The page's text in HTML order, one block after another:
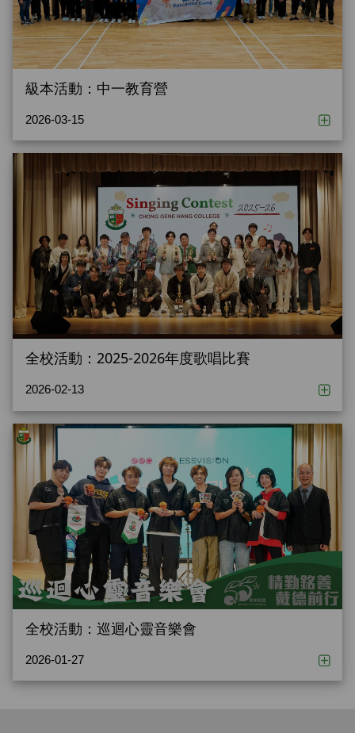
級本活動：中一教育營
2026-03-15
全校活動：2025-2026年度歌唱比賽
2026-02-13
全校活動：巡迴心靈音樂會
2026-01-27